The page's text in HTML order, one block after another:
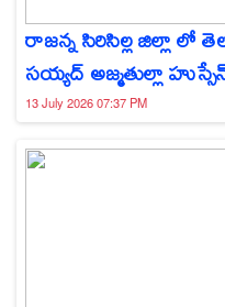
రాజన్న సిరిసిల్ల జిల్లా లో
సయ్యద్ అజ్మతుల్లా
13 July 2026 07:37 PM